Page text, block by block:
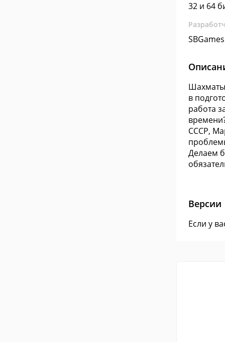
32 и 64
SBGames
Шахматы
в
работа
СССР,
Делаем
Версии
Если у